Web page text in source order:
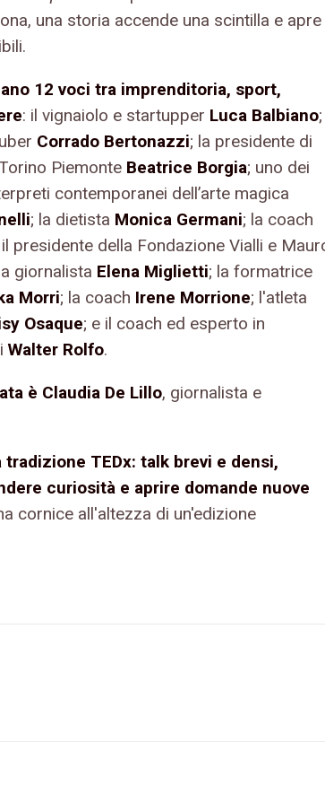
una storia accende una scintilla e apre
12 voci tra imprenditoria, sport,
: il vignaiolo e startupper Luca Balbiano;
Corrado Bertonazzi; la presidente di
Piemonte Beatrice Borgia; uno dei
contemporanei dell’arte magica
; la dietista Monica Germani; la coach
il presidente della Fondazione Vialli e
giornalista Elena Miglietti; la formatrice
Morri; la coach Irene Morrione; l'atleta
Osaque; e il coach ed esperto in
Walter Rolfo.
è Claudia De Lillo, giornalista e
TEDx: talk brevi e densi,
curiosità e aprire domande nuove
cornice all'altezza di un'edizione